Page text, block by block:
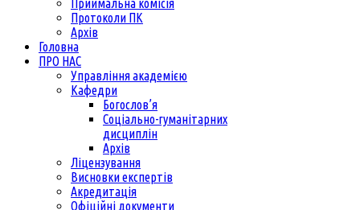
Приймальна комісія
Протоколи ПК
Архів
Головна
ПРО НАС
Управління академією
Кафедри
Богослов’я
Соціально-гуманітарних
дисциплін
Архів
Ліцензування
Висновки експертів
Акредитація
Офіційні документи